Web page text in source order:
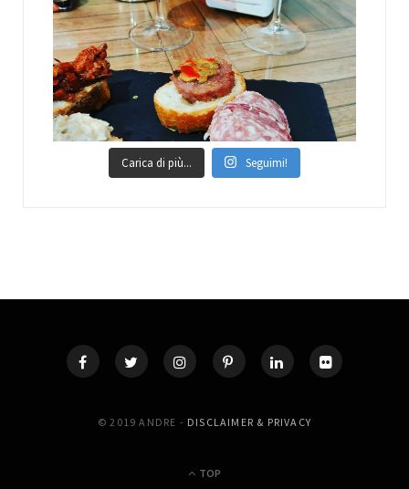
Carica di più... Seguimi!
© 2019 ANDRE - DISCLAIMER & PRIVACY
TOP